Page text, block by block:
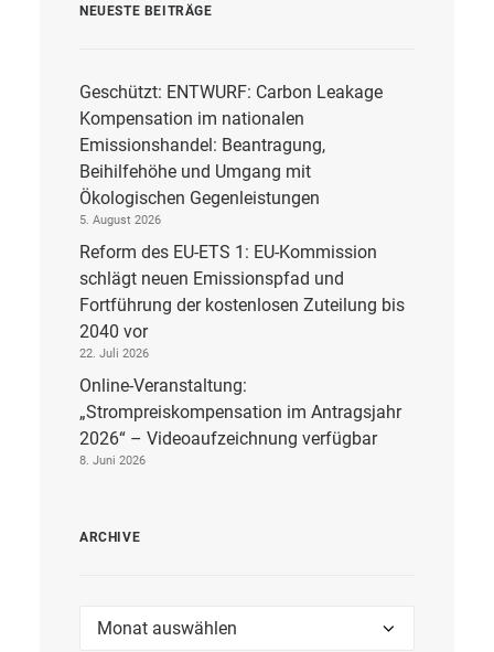
NEUESTE BEITRÄGE
Geschützt: ENTWURF: Carbon Leakage
Kompensation im nationalen
Emissionshandel: Beantragung,
Beihilfehöhe und Umgang mit
Ökologischen Gegenleistungen
5. August 2026
Reform des EU-ETS 1: EU-Kommission
schlägt neuen Emissionspfad und
Fortführung der kostenlosen Zuteilung bis
2040 vor
22. Juli 2026
Online-Veranstaltung:
„Strompreiskompensation im Antragsjahr
2026“ – Videoaufzeichnung verfügbar
8. Juni 2026
ARCHIVE
Archive